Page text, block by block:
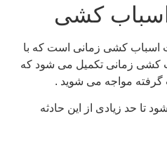
اسباب کشی زمانی است که با
کشی زمانی تکمیل می شود که
گرفته مواجه می شوید .
تا حد زیادی از این حادثه